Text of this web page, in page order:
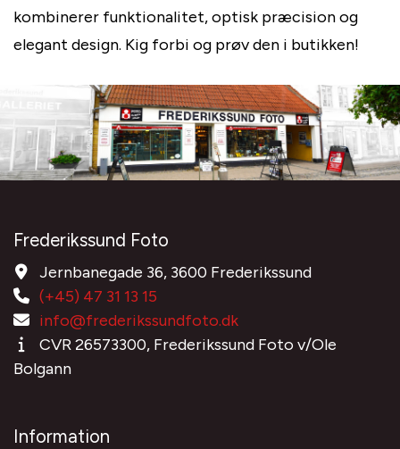
kombinerer funktionalitet, optisk præcision og
elegant design. Kig forbi og prøv den i butikken!
Frederikssund Foto
Jernbanegade 36, 3600 Frederikssund
(+45) 47 31 13 15
info@frederikssundfoto.dk
CVR 26573300, Frederikssund Foto v/Ole
Bolgann
Information